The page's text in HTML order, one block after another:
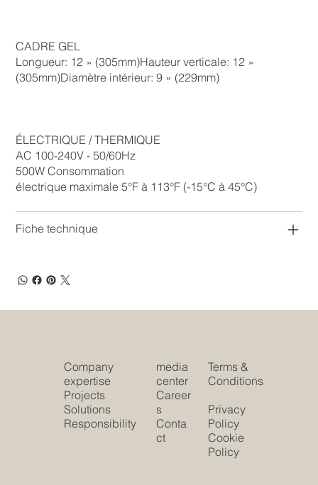
CADRE GEL
Longueur: 12 » (305mm)Hauteur verticale: 12 »
(305mm)Diamètre intérieur: 9 » (229mm)
ÉLECTRIQUE / THERMIQUE
AC 100-240V - 50/60Hz
500W Consommation
électrique maximale 5°F à 113°F (-15°C à 45°C)
Fiche technique
Company
expertise
Projects
Solutions
Responsibility
media
center
Career
s
Conta
ct
Terms &
Conditions
Privacy
Policy
Cookie
Policy